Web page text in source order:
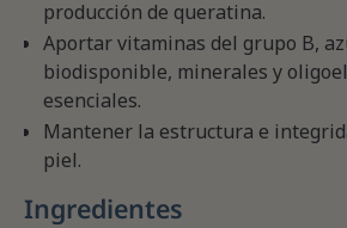
producción de queratina.
Aportar vitaminas del grupo B,
biodisponible, minerales y
esenciales.
Mantener la estructura e
piel.
Ingredientes